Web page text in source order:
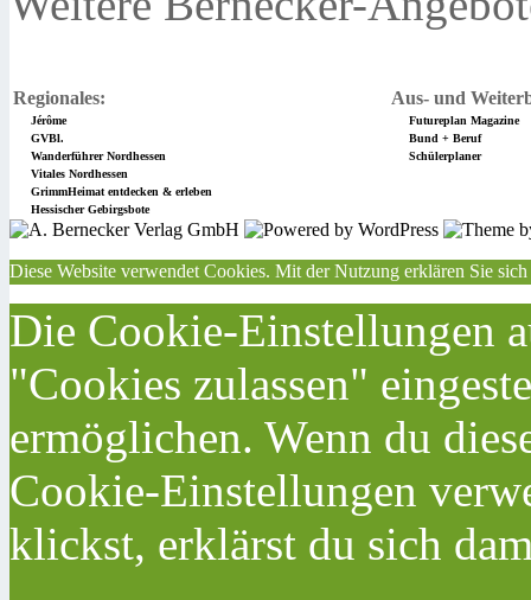
Regionales: Aus- und
Jérôme
Futureplan Magazine
GVBl.
Bund + Beruf
Wanderführer Nordhessen
Schülerplaner
Vitales Nordhessen
GrimmHeimat entdecken & erleben
Hessischer Gebirgsbote
Diese Website verwendet Cookies. Mit der Nutzung erklären Sie
Die Cookie-Einstellungen
"Cookies zulassen"
ermöglichen. Wenn du
Cookie-Einstellungen
klickst, erklärst du sich